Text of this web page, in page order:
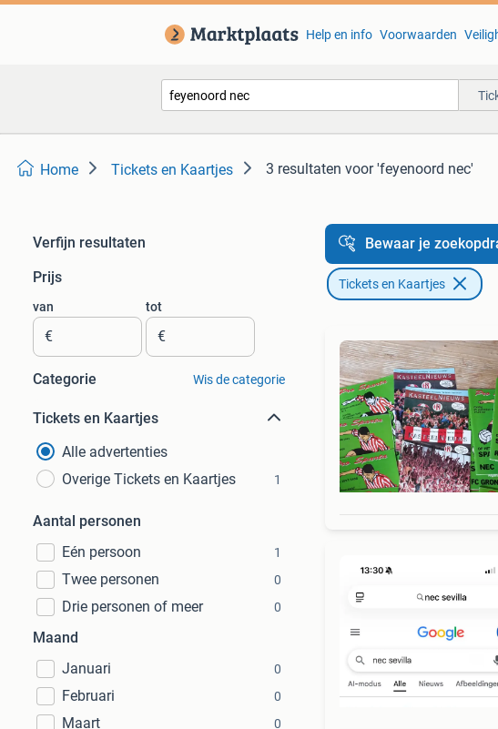
Help en info Voorwaarden
Home Tickets en Kaartjes 3 resultaten voor 'feyenoord nec'
Verfijn resultaten
Prijs
van
€
tot
€
Categorie Wis de categorie
Tickets en Kaartjes
Alle advertenties
Overige Tickets en Kaartjes
1
Aantal personen
Eén persoon
1
Twee personen 0
Drie personen of meer 0
Maand
Januari
0
Februari 0
Maart 0
Bewaar je
Tickets en Kaartjes